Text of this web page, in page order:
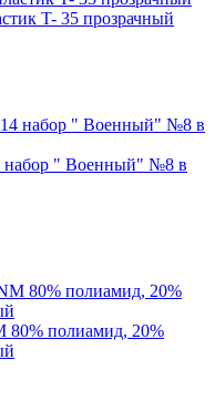
T- 35 прозрачный
набор " Военный" №8 в
полиамид, 20%